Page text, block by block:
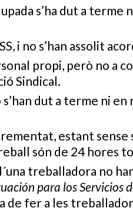
s’ha dut a
i no s’han assolit
propi, però no a
Sindical.
dut a terme ni
estant
són de 24 hores
treballadora no
para los Servicios
de fer a les